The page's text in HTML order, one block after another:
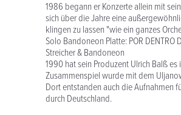
1986 begann er Konzerte allein mit
sich über die Jahre eine
klingen zu lassen "wie ein ganzes
Solo Bandoneon Platte: POR DENTRO
Streicher & Bandoneon
1990 hat sein Produzent Ulrich Balß
Zusammenspiel wurde mit dem
Dort entstanden auch die Aufnahmen
durch Deutschland.